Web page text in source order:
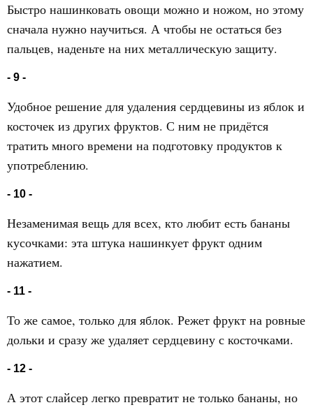
Быстро нашинковать овощи можно и ножом, но этому
сначала нужно научиться. А чтобы не остаться без
пальцев, наденьте на них металлическую защиту.
- 9 -
Удобное решение для удаления сердцевины из яблок и
косточек из других фруктов. С ним не придётся
тратить много времени на подготовку продуктов к
употреблению.
- 10 -
Незаменимая вещь для всех, кто любит есть бананы
кусочками: эта штука нашинкует фрукт одним
нажатием.
- 11 -
То же самое, только для яблок. Режет фрукт на ровные
дольки и сразу же удаляет сердцевину с косточками.
- 12 -
А этот слайсер легко превратит не только бананы, но